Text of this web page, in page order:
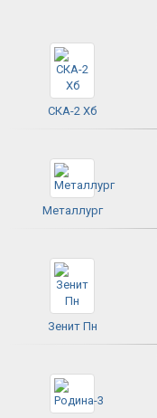
СКА-2 Хб
Металлург
Зенит Пн